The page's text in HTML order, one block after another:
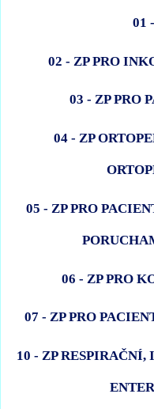
01
02 - ZP PRO
03 - ZP PRO
04 - ZP
05 - ZP PRO
06 - ZP PRO
07 - ZP PRO
10 - ZP